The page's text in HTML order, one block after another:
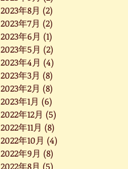
2023年8月 (2)
2023年7月 (2)
2023年6月 (1)
2023年5月 (2)
2023年4月 (4)
2023年3月 (8)
2023年2月 (8)
2023年1月 (6)
2022年12月 (5)
2022年11月 (8)
2022年10月 (4)
2022年9月 (8)
2022年8月 (5)